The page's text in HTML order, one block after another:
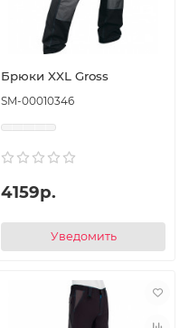
Брюки XXL Gross
SM-00010346
4159р.
Уведомить